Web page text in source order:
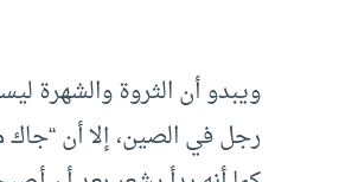
ويبدو أن الثروة والشهرة
رجل في الصين، إلا أن